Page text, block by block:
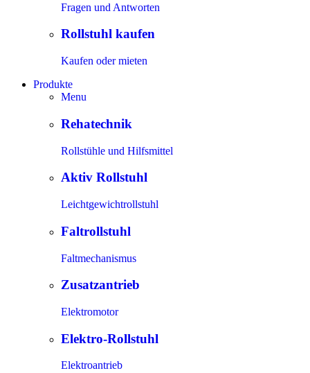
Fragen und Antworten
Rollstuhl kaufen
Kaufen oder mieten
Produkte
Menu
Rehatechnik
Rollstühle und Hilfsmittel
Aktiv Rollstuhl
Leichtgewichtrollstuhl
Faltrollstuhl
Faltmechanismus
Zusatzantrieb
Elektromotor
Elektro-Rollstuhl
Elektroantrieb